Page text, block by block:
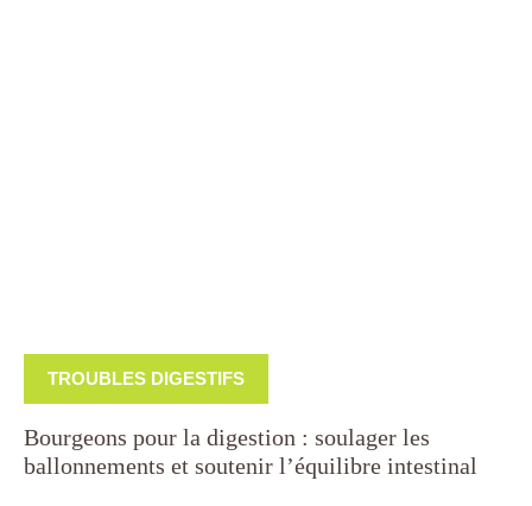
TROUBLES DIGESTIFS
Bourgeons pour la digestion : soulager les
ballonnements et soutenir l’équilibre intestinal